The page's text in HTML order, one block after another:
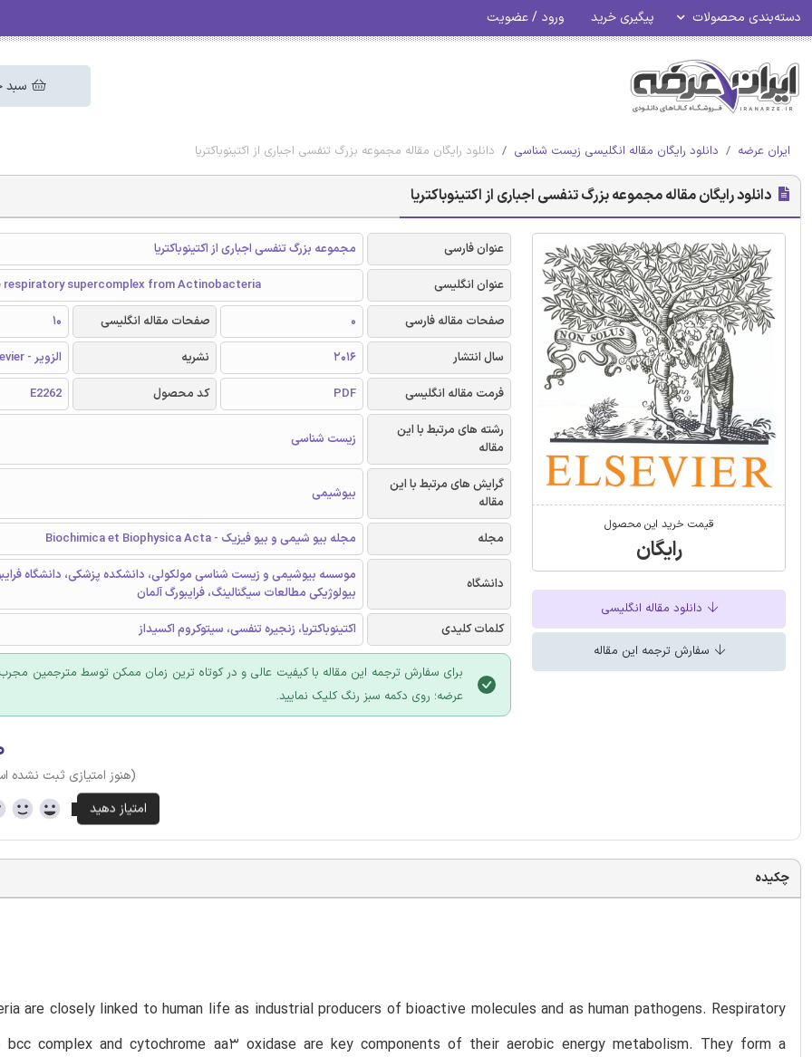
دسته‌بندی محصولات پیگیری خرید ورود / عضویت
سبد
ایران عرضه دانلود رایگان مقاله انگلیسی زیست شناسی دانلود رایگان مقاله مجموعه بزرگ تنفسی اجباری از اکتینوباکتریا
دانلود رایگان مقاله مجموعه بزرگ تنفسی اجباری از اکتینوباکتریا
قیمت خرید این محصول
رایگان
دانلود مقاله انگلیسی
سفارش ترجمه این مقاله
عنوان فارسی
مجموعه بزرگ تنفسی اجباری از اکتینوباکتریا
عنوان انگلیسی
respiratory supercomplex from Actinobacteria
صفحات مقاله فارسی
0 صفحات مقاله انگلیسی
10
سال انتشار
2016 نشریه
الزویر - Elsevier
فرمت مقاله انگلیسی
PDF کد محصول
E2262
رشته های مرتبط با این
مقاله
زیست شناسی
گرایش های مرتبط با این
مقاله
بیوشیمی
مجله مجله بیو شیمی و بیو فیزیک - Biochimica et Biophysica Acta
دانشگاه
موسسه بیوشیمی و زیست شناسی مولکولی، دانشکده پزشکی، دانشگاه
بیولوژیکی مطالعات سیگنالینگ، فرایبورگ آلمان
کلمات کلیدی
اکتینوباکتریا، زنجیره تنفسی، سیتوکروم اکسیداز
برای سفارش ترجمه این مقاله با کیفیت عالی و در کوتاه ترین زمان ممکن توسط مترجمین
عرضه؛ روی دکمه سبز رنگ کلیک نمایید.
(هنوز امتیازی ثبت نشده
چکیده
are closely linked to human life as industrial producers of bioactive molecules and as human pathogens. Respiratory
bcc complex and cytochrome aa3 oxidase are key components of their aerobic energy metabolism. They form a